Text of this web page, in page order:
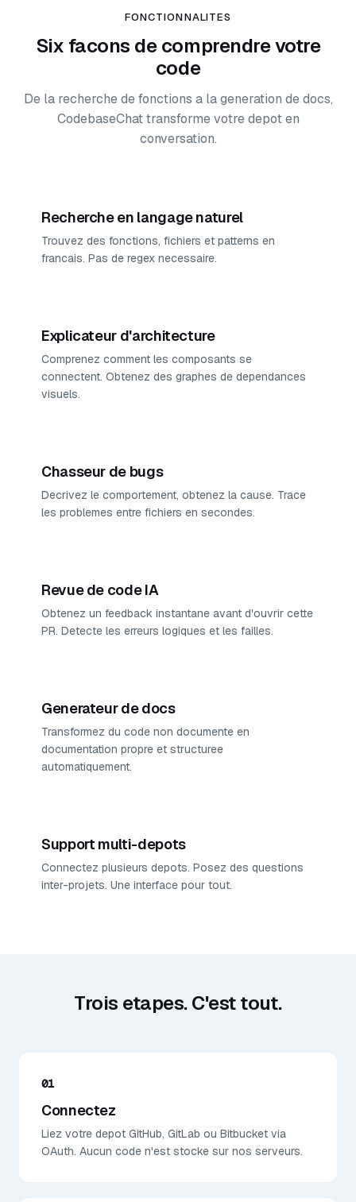
FONCTIONNALITES
Six facons de comprendre votre
code
De la recherche de fonctions a la generation de docs,
CodebaseChat transforme votre depot en
conversation.
Recherche en langage naturel
Trouvez des fonctions, fichiers et patterns en
francais. Pas de regex necessaire.
Explicateur d'architecture
Comprenez comment les composants se
connectent. Obtenez des graphes de dependances
visuels.
Chasseur de bugs
Decrivez le comportement, obtenez la cause. Trace
les problemes entre fichiers en secondes.
Revue de code IA
Obtenez un feedback instantane avant d'ouvrir cette
PR. Detecte les erreurs logiques et les failles.
Generateur de docs
Transformez du code non documente en
documentation propre et structuree
automatiquement.
Support multi-depots
Connectez plusieurs depots. Posez des questions
inter-projets. Une interface pour tout.
Trois etapes. C'est tout.
01
Connectez
Liez votre depot GitHub, GitLab ou Bitbucket via
OAuth. Aucun code n'est stocke sur nos serveurs.